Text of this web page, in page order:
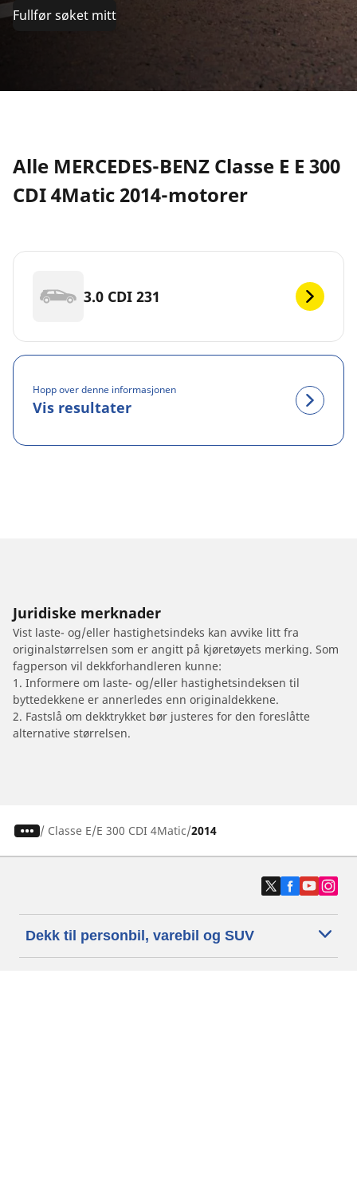
Fullfør søket mitt
Alle MERCEDES-BENZ Classe E E 300
CDI 4Matic 2014-motorer
3.0 CDI 231
Hopp over denne informasjonen
Vis resultater
Juridiske merknader
Vist laste- og/eller hastighetsindeks kan avvike litt fra
originalstørrelsen som er angitt på kjøretøyets merking. Som
fagperson vil dekkforhandleren kunne:
1. Informere om laste- og/eller hastighetsindeksen til
byttedekkene er annerledes enn originaldekkene.
2. Fastslå om dekktrykket bør justeres for den foreslåtte
alternative størrelsen.
/ Classe E E 300 CDI 4Matic 2014
Dekk til personbil, varebil og SUV